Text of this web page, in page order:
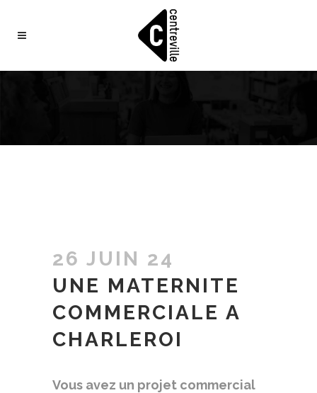
26 JUIN 24
UNE MATERNITE
COMMERCIALE A
CHARLEROI
Vous avez un projet commercial